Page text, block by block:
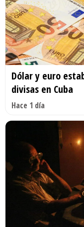
Dólar y euro
divisas en Cuba
Hace 1 día